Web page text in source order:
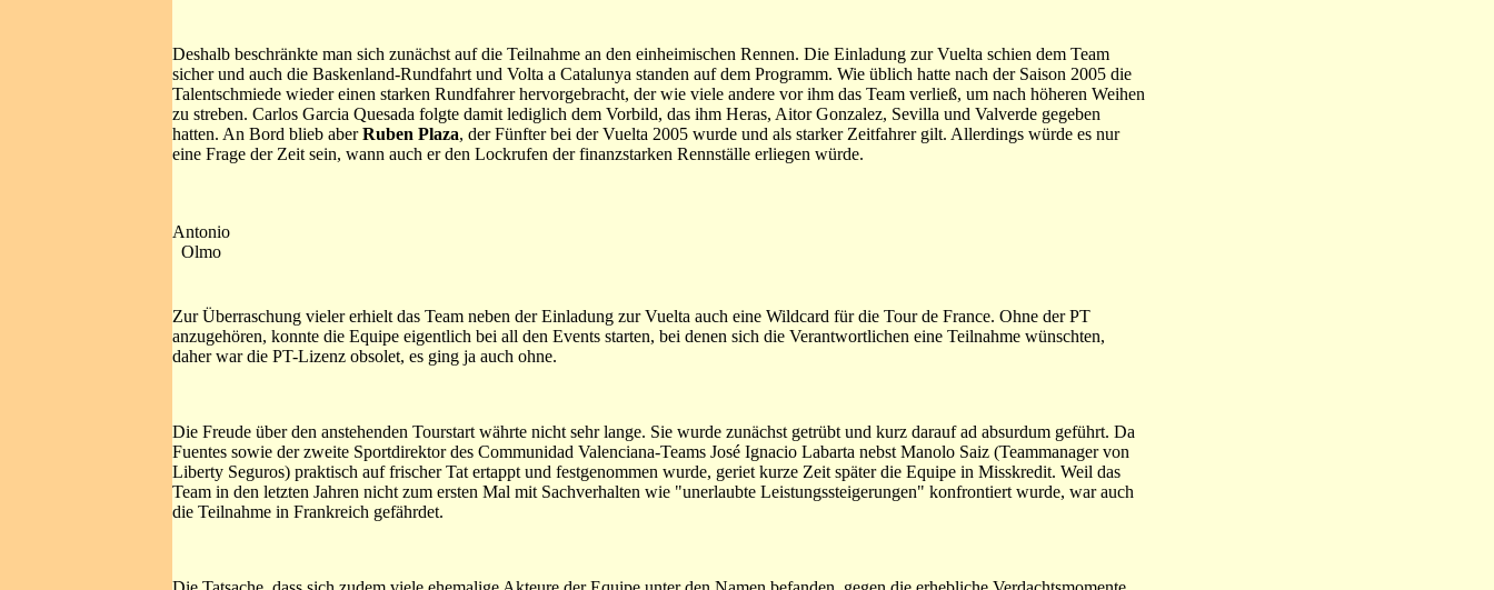
Deshalb beschränkte man sich zunächst auf die Teilnahme an den einheimischen Rennen. Die Einladung zur Vuelta schien dem Team
sicher und auch die Baskenland-Rundfahrt und Volta a Catalunya standen auf dem Programm. Wie üblich hatte nach der Saison 2005 die
Talentschmiede wieder einen starken Rundfahrer hervorgebracht, der wie viele andere vor ihm das Team verließ, um nach höheren Weihen
zu streben. Carlos Garcia Quesada folgte damit lediglich dem Vorbild, das ihm Heras, Aitor Gonzalez, Sevilla und Valverde gegeben
hatten. An Bord blieb aberRuben Plaza, der Fünfter bei der Vuelta 2005 wurde und als starker Zeitfahrer gilt. Allerdings würde es nur
eine Frage der Zeit sein, wann auch er den Lockrufen der finanzstarken Rennställe erliegen würde.
Antonio
Olmo
Zur Überraschung vieler erhielt das Team neben der Einladung zur Vuelta auch eine Wildcard für die Tour de France. Ohne der PT
anzugehören, konnte die Equipe eigentlich bei all den Events starten, bei denen sich die Verantwortlichen eine Teilnahme wünschten,
daher war die PT-Lizenz obsolet, es ging ja auch ohne.
Die Freude über den anstehenden Tourstart währte nicht sehr lange. Sie wurde zunächst getrübt und kurz darauf ad absurdum geführt. Da
Fuentes sowie der zweite Sportdirektor des Communidad Valenciana-Teams José Ignacio Labarta nebst Manolo Saiz (Teammanager von
Liberty Seguros) praktisch auf frischer Tat ertappt und festgenommen wurde, geriet kurze Zeit später die Equipe in Misskredit. Weil das
Team in den letzten Jahren nicht zum ersten Mal mit Sachverhalten wie "unerlaubte Leistungssteigerungen" konfrontiert wurde, war auch
die Teilnahme in Frankreich gefährdet.